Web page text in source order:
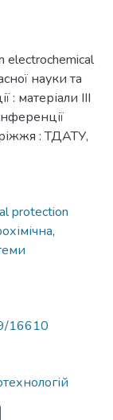
electrochemical
науки та
: матеріали ІІІ
: ТДАТУ,
protection
,
16610